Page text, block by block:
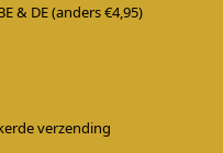
& DE (anders €4,95)
verzending